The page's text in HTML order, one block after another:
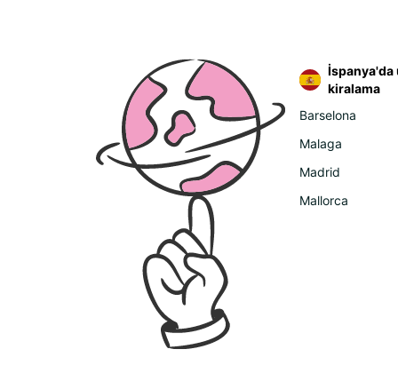
İspanya'da
kiralama
Barselona
Malaga
Madrid
Mallorca